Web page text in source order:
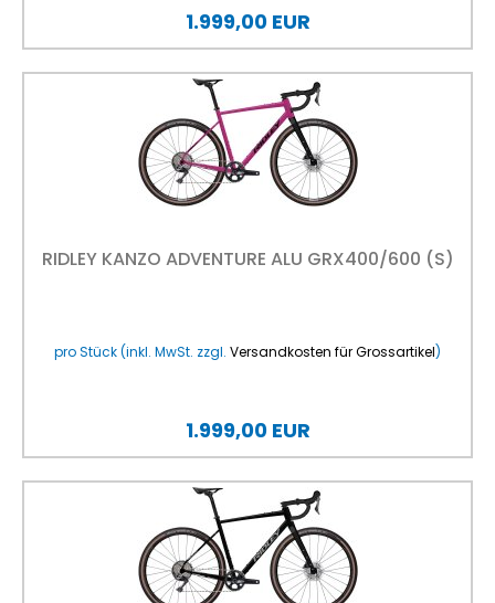
1.999,00 EUR
RIDLEY KANZO ADVENTURE ALU GRX400/600 (S)
pro Stück (inkl. MwSt. zzgl. Versandkosten für Grossartikel)
1.999,00 EUR